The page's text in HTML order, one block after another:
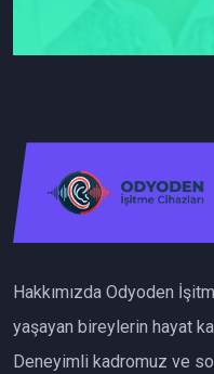
Hakkımızda Odyoden
yaşayan bireylerin hayat
Deneyimli kadromuz ve